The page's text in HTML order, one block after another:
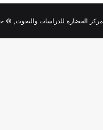
مركز الحضارة للدراسات والبحوث, ©